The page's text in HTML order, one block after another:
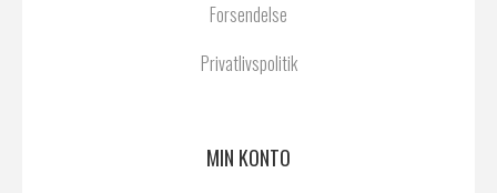
Forsendelse
Privatlivspolitik
MIN KONTO